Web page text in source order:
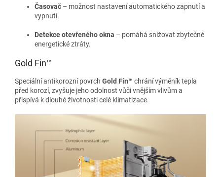
Časovač – možnost nastavení automatického zapnutí a
vypnutí.
Detekce otevřeného okna – pomáhá snižovat zbytečné
energetické ztráty.
Gold Fin™
Speciální antikorozní povrch Gold Fin™ chrání výměník tepla
před korozí, zvyšuje jeho odolnost vůči vnějším vlivům a
přispívá k dlouhé životnosti celé klimatizace.